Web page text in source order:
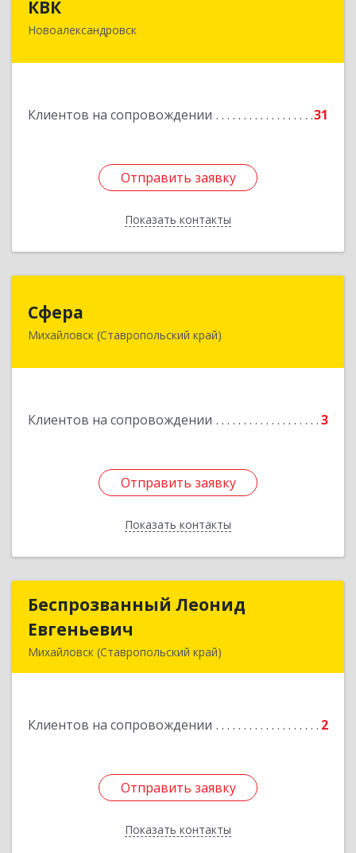
КВК
Новоалександровск
Клиентов на сопровождении 31
Отправить заявку
Показать контакты
Подробнее
Отправить заявку
Назад
Сфера
Михайловск (Ставропольский край)
Клиентов на сопровождении 3
Отправить заявку
Показать контакты
356240, Ставропольский край, Шпаковский р-
Подробнее
Отправить заявку
Назад
Беспрозванный Леонид
Евгеньевич
Михайловск (Ставропольский край)
Клиентов на сопровождении 2
Отправить заявку
Показать контакты
Беспрозванный Леонид
Отправить заявку
Назад